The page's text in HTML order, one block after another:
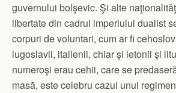
guvernului bolşevic. Şi alte
libertate din cadrul imperiului dualist
corpuri de voluntari, cum ar fi
iugoslavii, italienii, chiar şi letonii şi
numeroşi erau cehii, care se
masă, este celebru cazul unui